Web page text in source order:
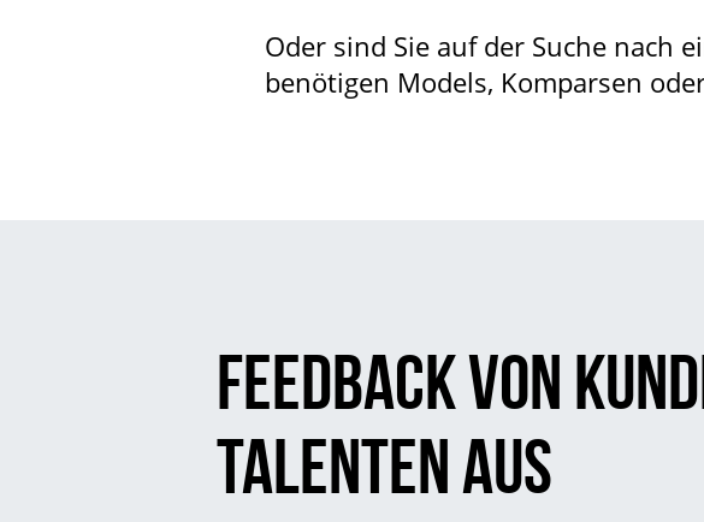
Oder sind Sie auf der Suche nach
benötigen Models, Komparsen
Feedback von
Talenten aus